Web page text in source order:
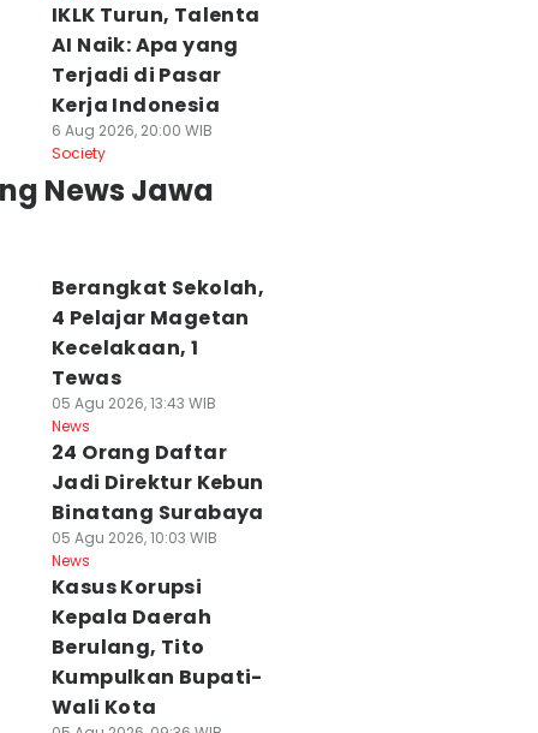
IKLK Turun, Talenta
AI Naik: Apa yang
Terjadi di Pasar
Kerja Indonesia
6 Aug 2026, 20:00 WIB
Society
News Jawa
Berangkat Sekolah,
4 Pelajar Magetan
Kecelakaan, 1
Tewas
05 Agu 2026, 13:43 WIB
News
24 Orang Daftar
Jadi Direktur Kebun
Binatang Surabaya
05 Agu 2026, 10:03 WIB
News
Kasus Korupsi
Kepala Daerah
Berulang, Tito
Kumpulkan Bupati-
Wali Kota